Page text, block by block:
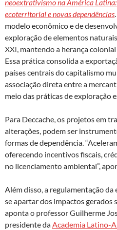
neoextrativismo na América
ecoterritorial e novas dependências
modelo econômico e de
exploração de elementos
XXI, mantendo a herança
Essa prática consolida a
países centrais do capitalismo
associação direta entre a
meio das práticas de exploração
Para Deccache, os projetos em
alterações, podem ser
formas de dependência.
oferecendo incentivos fiscais,
no licenciamento ambiental”,
Além disso, a regulamentação
se apartar dos impactos gerados
aponta o professor Guilherme
presidente daAcademia Latino-